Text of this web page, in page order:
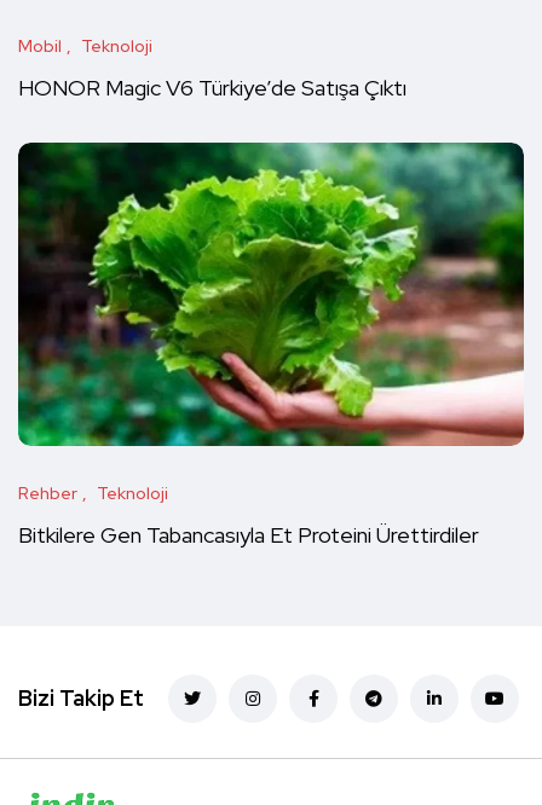
Mobil Teknoloji
HONOR Magic V6 Türkiye’de Satışa Çıktı
Rehber Teknoloji
Bitkilere Gen Tabancasıyla Et Proteini Ürettirdiler
Bizi Takip Et